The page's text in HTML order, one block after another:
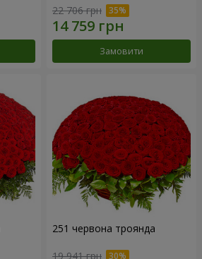
22 706 грн
Замовити
251 червона троянда
19 941 грн